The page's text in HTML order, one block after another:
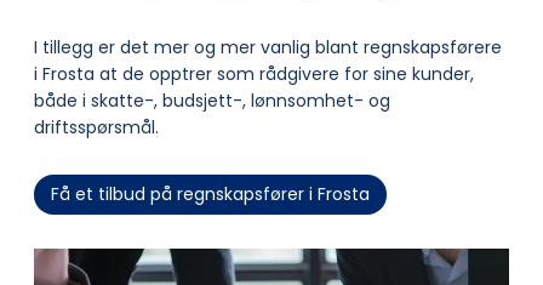
I tillegg er det mer og mer vanlig blant regnskapsførere
i Frosta at de opptrer som rådgivere for sine kunder,
både i skatte-, budsjett-, lønnsomhet- og
driftsspørsmål.
Få et tilbud på regnskapsfører i Frosta